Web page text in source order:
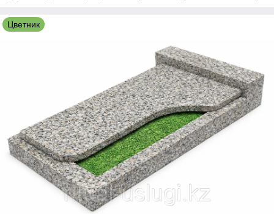
Цветник